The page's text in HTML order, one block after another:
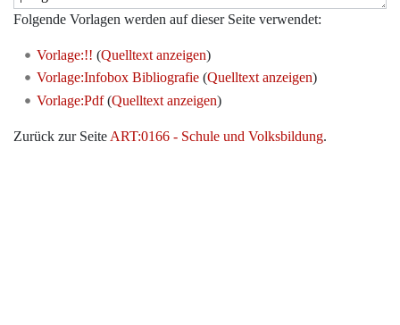
Folgende Vorlagen werden auf dieser Seite verwendet:
Vorlage:!! (Quelltext anzeigen)
Vorlage:Infobox Bibliografie(Quelltext anzeigen)
Vorlage:Pdf(Quelltext anzeigen)
Zurück zur Seite ART:0166 - Schule und Volksbildung.